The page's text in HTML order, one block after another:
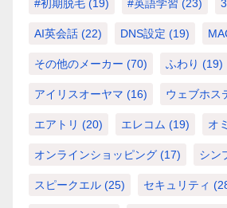
#初期脱毛 (19) #英語学習 (23)
AI英会話 (22) DNS設定 (19)
その他のメーカー (70) ふわり (19)
アイリスオーヤマ (16) ウェブホス
エアトリ (20) エレコム (19) オ
オンラインショッピング (17) シン
スピークエル (25) セキュリティ